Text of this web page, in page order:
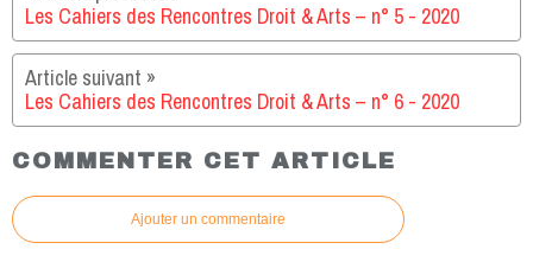
Les Cahiers des Rencontres Droit & Arts – n° 5 - 2020
Les Cahiers des Rencontres Droit & Arts – n° 6 - 2020
COMMENTER CET ARTICLE
Ajouter un commentaire